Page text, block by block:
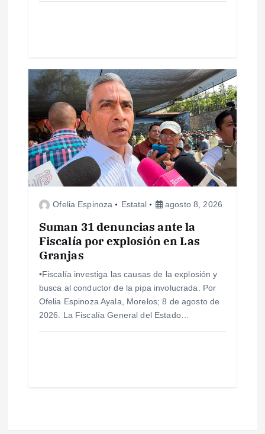
s
Ofelia Espinoza Estatal agosto 8, 2026
Suman 31 denuncias ante la
Fiscalía por explosión en Las
Granjas
•Fiscalía investiga las causas de la explosión y
busca al conductor de la pipa involucrada. Por
Ofelia Espinoza Ayala, Morelos; 8 de agosto de
2026. La Fiscalía General del Estado…